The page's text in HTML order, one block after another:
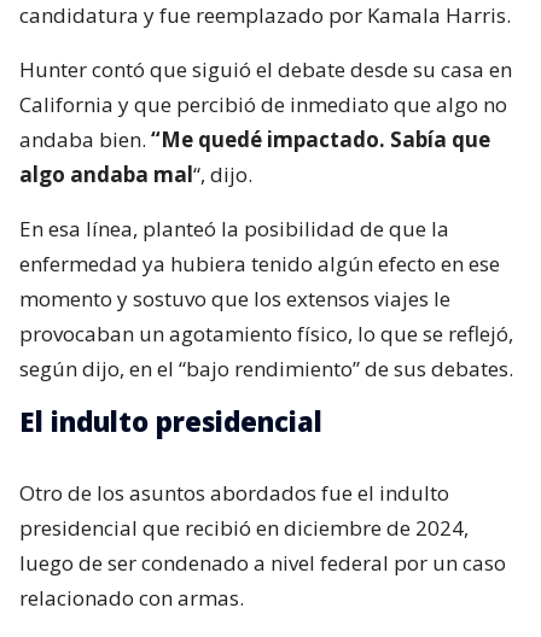
candidatura y fue reemplazado por Kamala Harris.
Hunter contó que siguió el debate desde su casa en
California y que percibió de inmediato que algo no
andaba bien. “Me quedé impactado. Sabía que
algo andaba mal“, dijo.
En esa línea, planteó la posibilidad de que la
enfermedad ya hubiera tenido algún efecto en ese
momento y sostuvo que los extensos viajes le
provocaban un agotamiento físico, lo que se reflejó,
según dijo, en el “bajo rendimiento” de sus debates.
El indulto presidencial
Otro de los asuntos abordados fue el indulto
presidencial que recibió en diciembre de 2024,
luego de ser condenado a nivel federal por un caso
relacionado con armas.